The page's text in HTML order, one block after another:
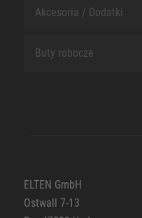
Akcesoria / Dodatki
Buty robocze
ELTEN GmbH
Ostwall 7-13